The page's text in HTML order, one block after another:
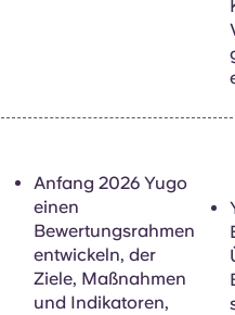
Anfang 2026 Yugo
einen
Bewertungsrahmen
entwickeln, der
Ziele, Maßnahmen
und Indikatoren,